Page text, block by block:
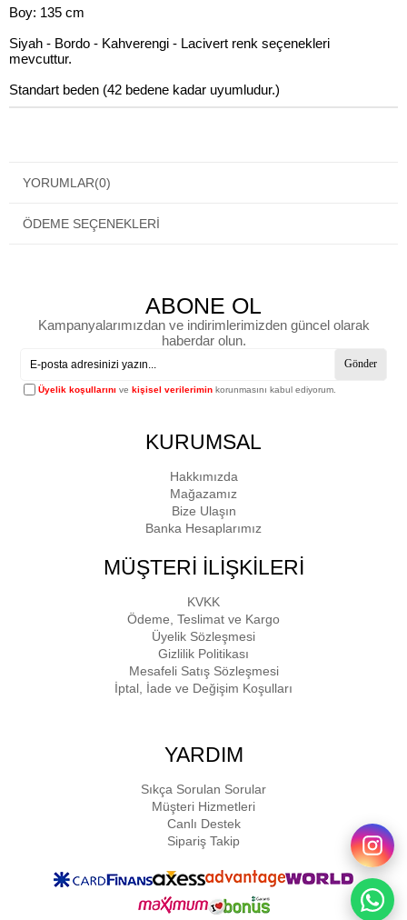
Boy: 135 cm
Siyah - Bordo - Kahverengi - Lacivert renk seçenekleri
mevcuttur.
Standart beden (42 bedene kadar uyumludur.)
YORUMLAR(0)
ÖDEME SEÇENEKLERI
ABONE OL
Kampanyalarımızdan ve indirimlerimizden güncel olarak
haberdar olun.
Gönder
Üyelik koşullarını vekişisel verilerimin korunmasını kabul ediyorum.
KURUMSAL
Hakkımızda
Mağazamız
Bize Ulaşın
Banka Hesaplarımız
MÜŞTERİ İLİŞKİLERİ
KVKK
Ödeme, Teslimat ve Kargo
Üyelik Sözleşmesi
Gizlilik Politikası
Mesafeli Satış Sözleşmesi
İptal, İade ve Değişim Koşulları
YARDIM
Sıkça Sorulan Sorular
Müşteri Hizmetleri
Canlı Destek
Sipariş Takip